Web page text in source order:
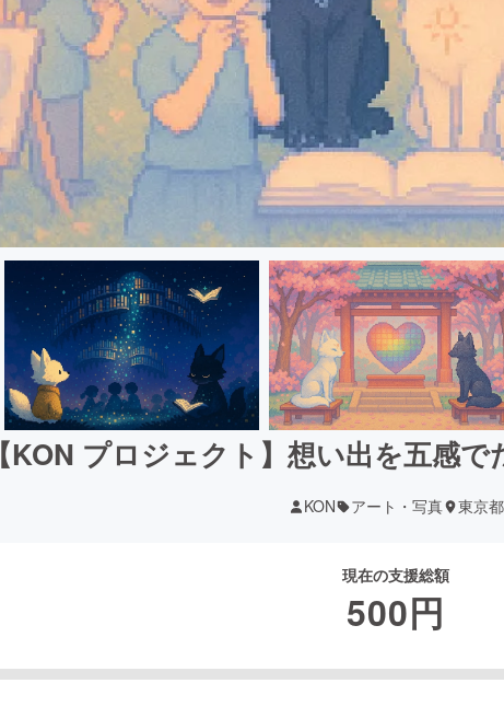
【KON プロジェクト】想い出を五感
KON アート・写真 東京都
現在の支援総額
500円